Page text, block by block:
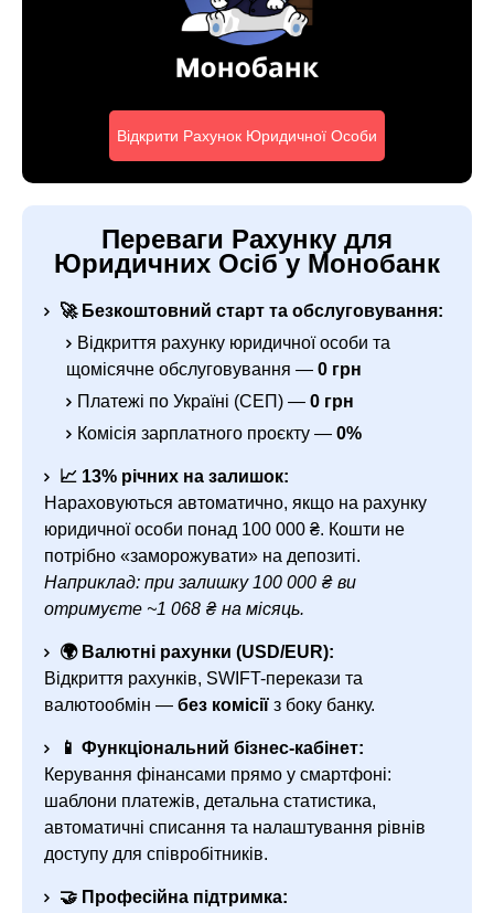
Відкрити Рахунок Юридичної Особи
Переваги Рахунку для
Юридичних Осіб у Монобанк
🚀 Безкоштовний старт та обслуговування:
Відкриття рахунку юридичної особи та
щомісячне обслуговування — 0 грн
Платежі по Україні (СЕП) — 0 грн
Комісія зарплатного проєкту — 0%
📈 13% річних на залишок:
Нараховуються автоматично, якщо на рахунку
юридичної особи понад 100 000 ₴. Кошти не
потрібно «заморожувати» на депозиті.
Наприклад: при залишку 100 000 ₴ ви
отримуєте ~1 068 ₴ на місяць.
🌍 Валютні рахунки (USD/EUR):
Відкриття рахунків, SWIFT-перекази та
валютообмін — без комісії з боку банку.
📱 Функціональний бізнес-кабінет:
Керування фінансами прямо у смартфоні:
шаблони платежів, детальна статистика,
автоматичні списання та налаштування рівнів
доступу для співробітників.
🤝 Професійна підтримка: